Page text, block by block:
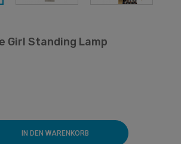
Girl Standing Lamp
IN DEN WARENKORB